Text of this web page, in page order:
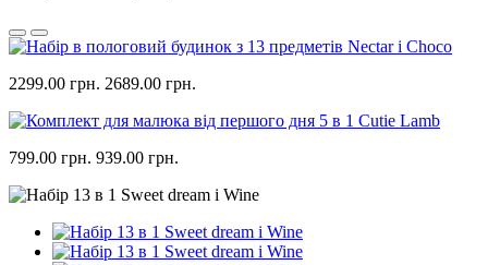
2299.00 грн. 2689.00 грн.
799.00 грн. 939.00 грн.